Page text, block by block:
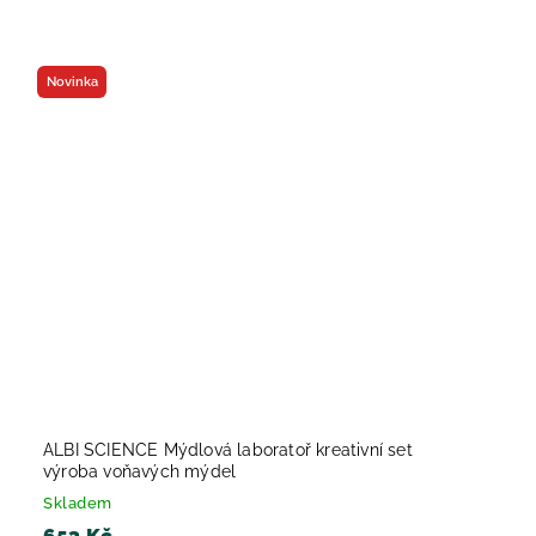
Novinka
ALBI SCIENCE Mýdlová laboratoř kreativní set
výroba voňavých mýdel
Skladem